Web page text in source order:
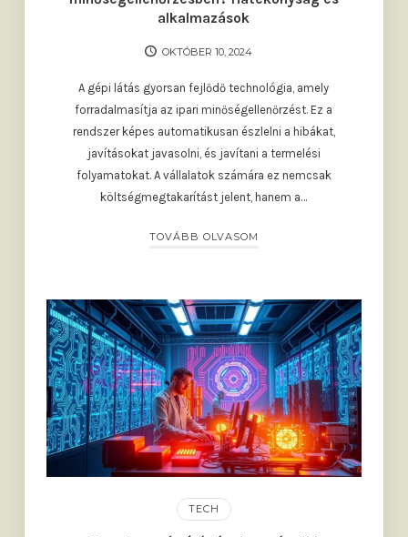
alkalmazások
OKTÓBER 10, 2024
A gépi látás gyorsan fejlődő technológia, amely
forradalmasítja az ipari minőségellenőrzést. Ez a
rendszer képes automatikusan észlelni a hibákat,
javításokat javasolni, és javítani a termelési
folyamatokat. A vállalatok számára ez nemcsak
költségmegtakarítást jelent, hanem a…
TOVÁBB OLVASOM
TECH